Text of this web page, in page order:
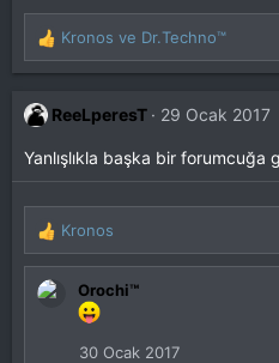
T
k
i
l
Kronos ve Dr.Techno™
ReeLperesT 29 Ocak 2017
Yanlışlıkla başka bir forumcuğa
T
e
p
k
Kronos
Orochi™
30 Ocak 2017